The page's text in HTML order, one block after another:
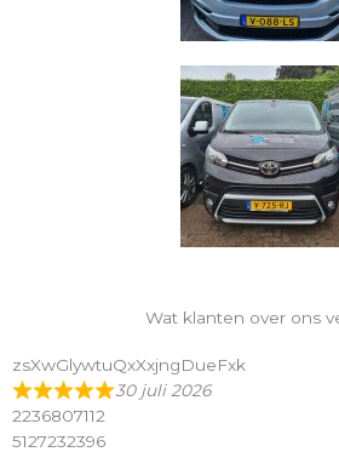
Wat klanten over ons
zsXwGlywtuQxXxjngDueFxk
30 juli 2026
2236807112
5127232396